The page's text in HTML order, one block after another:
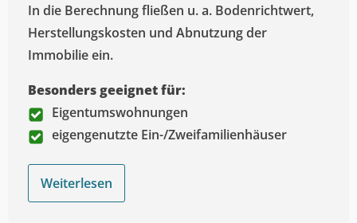
In die Berechnung fließen u. a. Bodenrichtwert,
Herstellungskosten und Abnutzung der
Immobilie ein.
Besonders geeignet für:
Eigentumswohnungen
eigengenutzte Ein-/Zweifamilienhäuser
Weiterlesen